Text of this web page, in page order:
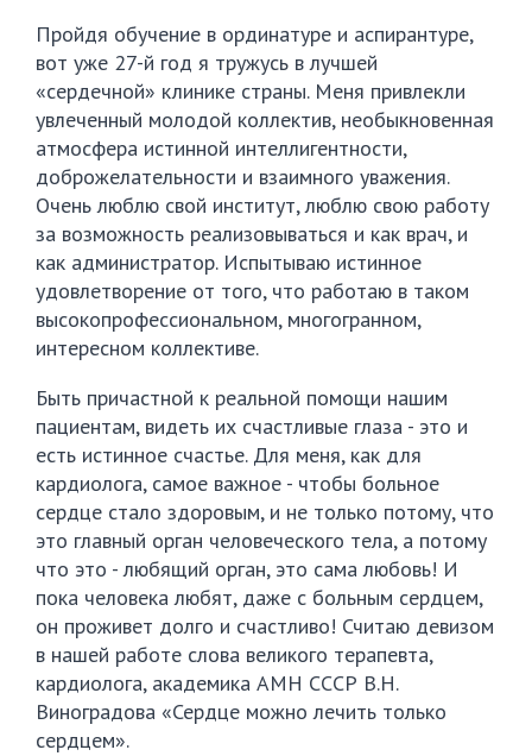
Пройдя обучение в ординатуре и аспирантуре,
вот уже 27-й год я тружусь в лучшей
«сердечной» клинике страны. Меня привлекли
увлеченный молодой коллектив, необыкновенная
атмосфера истинной интеллигентности,
доброжелательности и взаимного уважения.
Очень люблю свой институт, люблю свою работу
за возможность реализовываться и как врач, и
как администратор. Испытываю истинное
удовлетворение от того, что работаю в таком
высокопрофессиональном, многогранном,
интересном коллективе.
Быть причастной к реальной помощи нашим
пациентам, видеть их счастливые глаза - это и
есть истинное счастье. Для меня, как для
кардиолога, самое важное - чтобы больное
сердце стало здоровым, и не только потому, что
это главный орган человеческого тела, а потому
что это - любящий орган, это сама любовь! И
пока человека любят, даже с больным сердцем,
он проживет долго и счастливо! Считаю девизом
в нашей работе слова великого терапевта,
кардиолога, академика АМН СССР В.Н.
Виноградова «Сердце можно лечить только
сердцем».